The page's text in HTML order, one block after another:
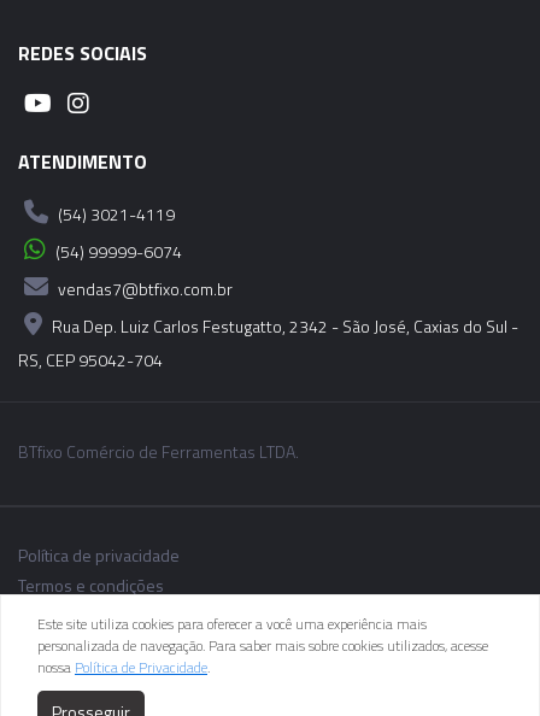
REDES SOCIAIS
ATENDIMENTO
(54) 3021-4119
(54) 99999-6074
vendas7@btfixo.com.br
Rua Dep. Luiz Carlos Festugatto, 2342 - São José, Caxias do Sul -
RS, CEP 95042-704
BTfixo Comércio de Ferramentas LTDA.
Política de privacidade
Termos e condições
As informações dos produtos podem sofrer alterações sem aviso
Este site utiliza cookies para oferecer a você uma experiência mais
personalizada de navegação. Para saber mais sobre cookies utilizados, acesse
nossa Política de Privacidade.